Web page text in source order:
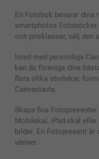
Skal till Mobil &
MyNameBook
Fotoramar & Tillbehör
Presentkort
Alla fotoprodukter
Sitemap
Villkor och garantier
smartbonus
Priser & betalning
En Fotobok bevarar dina
smartphotos
och prisklasser, välj den
Inred med personliga
kan du föreviga dina
flera olika storlekar,
Canvastavla.
Skapa fina
Mobilskal, iPad-skal
bilder. En Fotopresent
vänner.